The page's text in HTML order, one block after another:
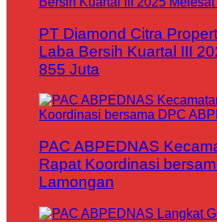
PT Diamond Citra
Laba Bersih Kuartal III
855 Juta
PAC ABPEDNAS
Rapat Koordinasi
Lamongan